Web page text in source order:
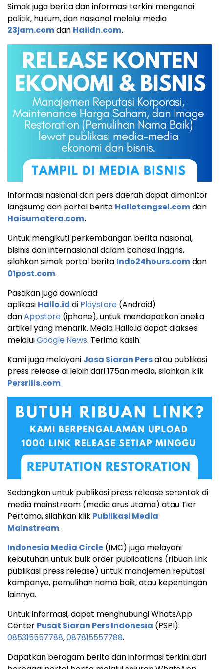
Simak juga berita dan informasi terkini mengenai
politik, hukum, dan nasional melalui media
23jam.comdan Haiidn.com.
Informasi nasional dari pers daerah dapat dimonitor
langsumg dari portal berita Hallotangsel.comdan
Haisumatera.com.
Untuk mengikuti perkembangan berita nasional,
bisinis dan internasional dalam bahasa Inggris,
silahkan simak portal berita Indo24hours.comdan
01post.com.
Pastikan juga download
aplikasi Hallo.id di Playstore (Android)
danAppstore (iphone), untuk mendapatkan aneka
artikel yang menarik. Media Hallo.id dapat diakses
melaluiGoogle News. Terima kasih.
Kami juga melayani Jasa Siaran Persatau publikasi
press release di lebih dari 175an media, silahkan klik
Persrilis.com
Sedangkan untuk publikasi press release serentak di
media mainstream (media arus utama) atau Tier
Pertama, silahkan klik Publikasi Media
Mainstream.
Indonesia Media Circle (IMC) juga melayani
kebutuhan untuk bulk order publications (ribuan link
publikasi press release) untuk manajemen reputasi:
kampanye, pemulihan nama baik, atau kepentingan
lainnya.
Untuk informasi, dapat menghubungi WhatsApp
Center Pusat Siaran Pers Indonesia (PSPI):
085315557788,087815557788.
Dapatkan beragam berita dan informasi terkini dari